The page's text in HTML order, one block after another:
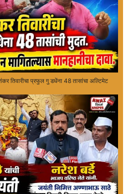
तिवारीचा प्रफुल गु डधेंना 48 तासांचा अल्टिमेट